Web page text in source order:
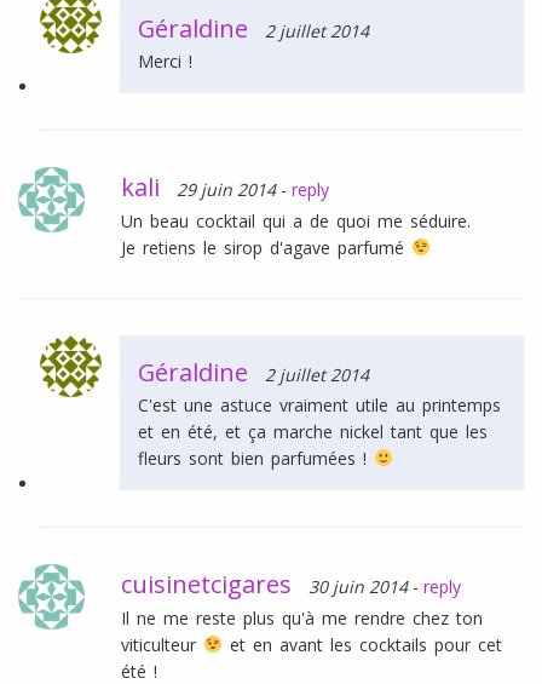
Géraldine
2 juillet 2014
Merci !
kali 29 juin 2014 - reply
Un beau cocktail qui a de quoi me séduire.
Je retiens le sirop d'agave parfumé
Géraldine
2 juillet 2014
C'est une astuce vraiment utile au printemps
et en été, et ça marche nickel tant que les
fleurs sont bien parfumées !
cuisinetcigares 30 juin 2014 - reply
Il ne me reste plus qu'à me rendre chez ton
viticulteur
et en avant les cocktails pour cet
été !